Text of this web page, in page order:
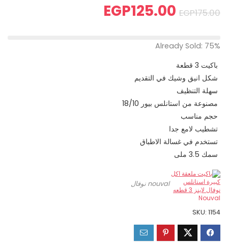
EGP175.00
EGP125.00
Already Sold: 75%
باكيت 3 قطعة
شكل انيق وشيك في التقديم
سهلة التنظيف
مصنوعة من استانلس بيور 18/10
حجم مناسب
تشطيب لامع جدا
تستخدم في غسالة الاطباق
سمك 3.5 ملى
nouval نوفال
SKU: 1154